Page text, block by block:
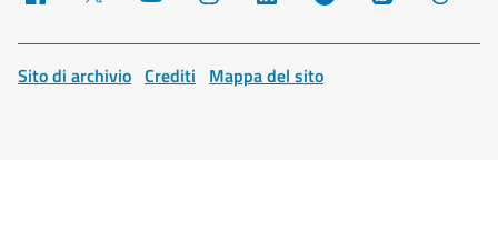
Sito di archivio Crediti Mappa del sito